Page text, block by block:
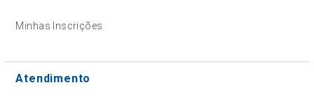
Minhas Inscrições
Atendimento